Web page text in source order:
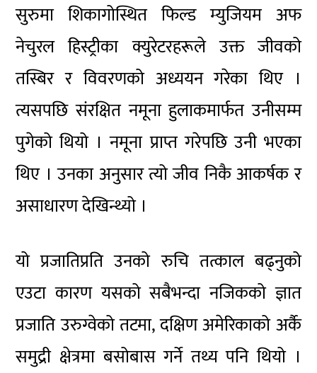
सुरुमा शिकागोस्थित फिल्ड म्युजियम अफ
नेचुरल हिस्ट्रीका क्युरेटरहरूले उक्त जीवको
तस्बिर र विवरणको अध्ययन गरेका थिए ।
त्यसपछि संरक्षित नमूना हुलाकमार्फत उनीसम्म
पुगेको थियो । नमूना प्राप्त गरेपछि उनी भएका
थिए । उनका अनुसार त्यो जीव निकै आकर्षक र
असाधारण देखिन्थ्यो ।
यो प्रजातिप्रति उनको रुचि तत्काल बढ्नुको
एउटा कारण यसको सबैभन्दा नजिकको ज्ञात
प्रजाति उरुग्वेको तटमा, दक्षिण अमेरिकाको अर्कै
समुद्री क्षेत्रमा बसोबास गर्ने तथ्य पनि थियो ।